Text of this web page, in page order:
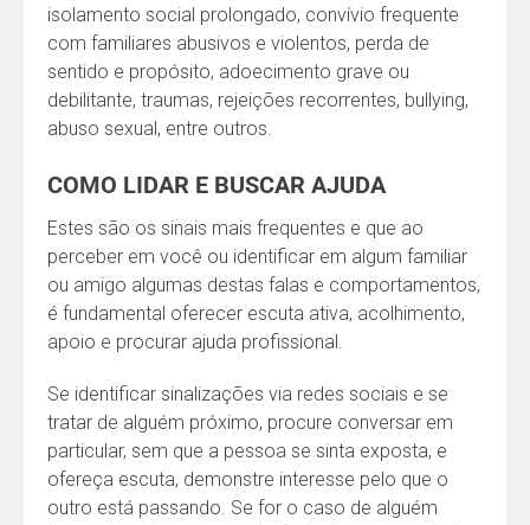
isolamento social prolongado, convívio frequente
com familiares abusivos e violentos, perda de
sentido e propósito, adoecimento grave ou
debilitante, traumas, rejeições recorrentes, bullying,
abuso sexual, entre outros.
COMO LIDAR E BUSCAR AJUDA
Estes são os sinais mais frequentes e que ao
perceber em você ou identificar em algum familiar
ou amigo algumas destas falas e comportamentos,
é fundamental oferecer escuta ativa, acolhimento,
apoio e procurar ajuda profissional.
Se identificar sinalizações via redes sociais e se
tratar de alguém próximo, procure conversar em
particular, sem que a pessoa se sinta exposta, e
ofereça escuta, demonstre interesse pelo que o
outro está passando. Se for o caso de alguém